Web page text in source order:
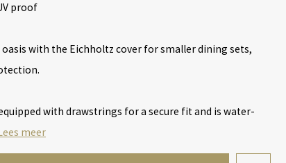
proof
with the Eichholtz cover for smaller dining sets,
with drawstrings for a secure fit and is water-
meer